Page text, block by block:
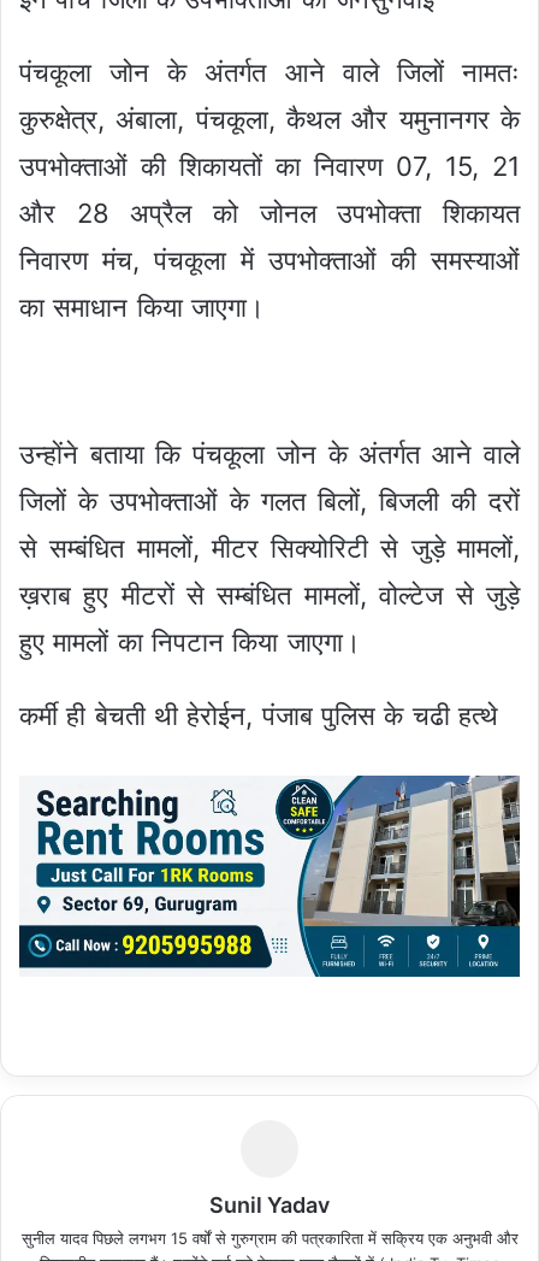
पंचकूला जोन के अंतर्गत आने वाले जिलों नामतः
कुरुक्षेत्र, अंबाला, पंचकूला, कैथल और यमुनानगर के
उपभोक्ताओं की शिकायतों का निवारण 07, 15, 21
और 28 अप्रैल को जोनल उपभोक्ता शिकायत
निवारण मंच, पंचकूला में उपभोक्ताओं की समस्याओं
का समाधान किया जाएगा।
उन्होंने बताया कि पंचकूला जोन के अंतर्गत आने वाले
जिलों के उपभोक्ताओं के गलत बिलों, बिजली की दरों
से सम्बंधित मामलों, मीटर सिक्योरिटी से जुड़े मामलों,
ख़राब हुए मीटरों से सम्बंधित मामलों, वोल्टेज से जुड़े
हुए मामलों का निपटान किया जाएगा।
कर्मी ही बेचती थी हेरोईन, पंजाब पुलिस के चढी हत्थे
Sunil Yadav
सुनील यादव पिछले लगभग 15 वर्षों से गुरुग्राम की पत्रकारिता में सक्रिय एक अनुभवी और